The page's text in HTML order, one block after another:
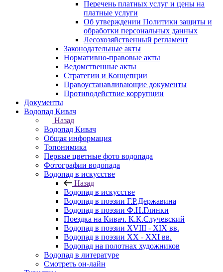
Перечень платных услуг и цены на
платные услуги
Об утверждении Политики защиты и
обработки персональных данных
Лесохозяйственный регламент
Законодательные акты
Нормативно-правовые акты
Ведомственные акты
Стратегии и Концепции
Правоустанавливающие документы
Противодействие коррупции
Документы
Водопад Кивач
Назад
Водопад Кивач
Общая информация
Топонимика
Первые цветные фото водопада
Фотографии водопада
Водопад в искусстве
Назад
Водопад в искусстве
Водопад в поэзии Г.Р.Державина
Водопад в поэзии Ф.Н.Глинки
Поездка на Кивач. К.К.Случевский
Водопад в поэзии XVIII - XIX вв.
Водопад в поэзии XX - XXI вв.
Водопад на полотнах художников
Водопад в литературе
Смотреть он-лайн